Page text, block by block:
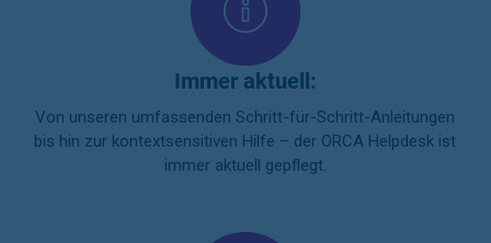
Immer aktuell:
Von unseren umfassenden Schritt-für-Schritt-Anleitungen
bis hin zur kontextsensitiven Hilfe – der ORCA Helpdesk ist
immer aktuell gepflegt.